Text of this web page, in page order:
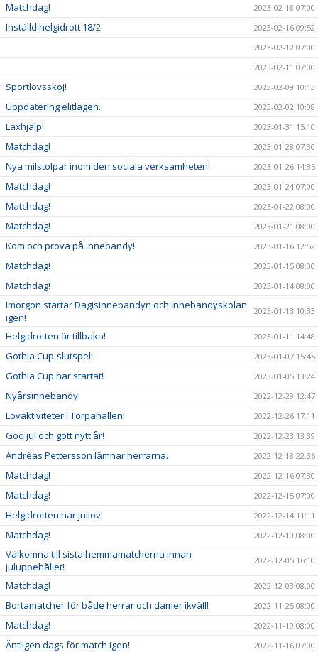
Matchdag! 2023-02-18 07:00
Inställd helgidrott 18/2.
2023-02-16 09:52
2023-02-12 07:00
2023-02-11 07:00
Sportlovsskoj! 2023-02-09 10:13
Uppdatering elitlagen. 2023-02-02 10:08
Läxhjälp! 2023-01-31 15:10
Matchdag! 2023-01-28 07:30
Nya milstolpar inom den sociala verksamheten! 2023-01-26 14:35
Matchdag! 2023-01-24 07:00
Matchdag! 2023-01-22 08:00
Matchdag! 2023-01-21 08:00
Kom och prova på innebandy! 2023-01-16 12:52
Matchdag! 2023-01-15 08:00
Matchdag! 2023-01-14 08:00
Imorgon startar Dagisinnebandyn och Innebandyskolan
igen!
2023-01-13 10:33
Helgidrotten är tillbaka! 2023-01-11 14:48
Gothia Cup-slutspel! 2023-01-07 15:45
Gothia Cup har startat! 2023-01-05 13:24
Nyårsinnebandy! 2022-12-29 12:47
Lovaktiviteter i Torpahallen! 2022-12-26 17:11
God jul och gott nytt år! 2022-12-23 13:39
Andréas Pettersson lämnar herrarna. 2022-12-18 22:36
Matchdag! 2022-12-16 07:30
Matchdag! 2022-12-15 07:00
Helgidrotten har jullov! 2022-12-14 11:11
Matchdag! 2022-12-10 08:00
Välkomna till sista hemmamatcherna innan
juluppehållet!
2022-12-05 16:10
Matchdag! 2022-12-03 08:00
Bortamatcher för både herrar och damer ikväll! 2022-11-25 08:00
Matchdag! 2022-11-19 08:00
Äntligen dags för match igen! 2022-11-16 07:00